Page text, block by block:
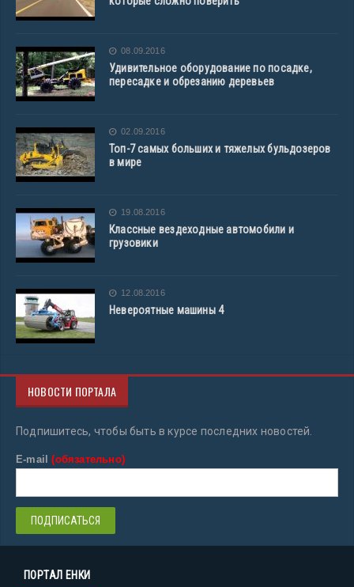
08.09.2016
Удивительное оборудование по посадке,
пересадке и обрезанию деревьев
02.09.2016
Топ-7 самых больших и тяжелых бульдозеров
в мире
19.08.2016
Классные вездеходные автомобили и
грузовики
12.08.2016
Невероятные машины 4
НОВОСТИ ПОРТАЛА
Подпишитесь, чтобы быть в курсе последних новостей.
E-mail(обязательно)
ПОРТАЛ ЕНКИ